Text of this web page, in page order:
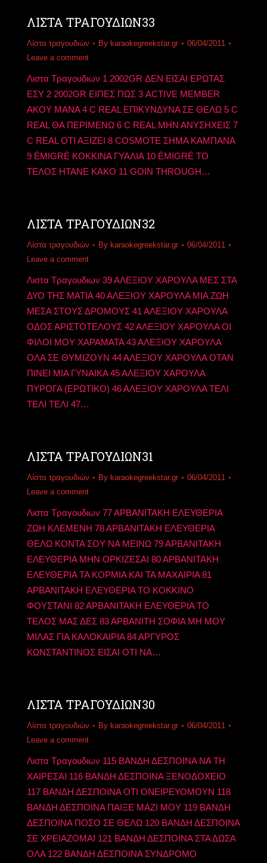
ΛΙΣΤΑ ΤΡΑΓΟΥΔΙΩΝ33
Λίστα τραγουδιών By karaokegreekstar.gr
06/04/2011
Leave a comment
Λιστα Τραγουδιων 1 2002GR ΔΕΝ ΕΙΣΑΙ ΕΡΩΤΑΣ
ΕΣΥ 2 2002GR ΕΙΠΕΣ ΠΩΣ 3 ACTIVE MEMBER
ΑΚΟΥ ΜΑΝΑ 4 C REAL ΕΠΙΚΥΝΔΥΝΑ ΣΕ ΘΕΛΩ 5 C
REAL ΘΑ ΠΕΡΙΜΕΝΩ 6 C REAL ΜΗΝ ΑΝΥΣΗΧΕΙΣ 7
C REAL ΟΤΙ ΑΞΙΖΕΙ 8 COSMOTE ΣΗΜΑ ΚΑΜΠΑΝΑ
9 ÉMIGRÉ ΚΟΚΚΙΝΑ ΓΥΑΛΙΑ 10 ÉMIGRÉ ΤΟ
ΤΕΛΟΣ ΗΤΑΝΕ ΚΑΚΟ 11 GOIN THROUGH…
ΛΙΣΤΑ ΤΡΑΓΟΥΔΙΩΝ32
Λίστα τραγουδιών By karaokegreekstar.gr
06/04/2011
Leave a comment
Λιστα Τραγουδιων 39 ΑΛΕΞΙΟΥ ΧΑΡΟΥΛΑ ΜΕΣ ΣΤΑ
ΔΥΟ ΤΗΣ ΜΑΤΙΑ 40 ΑΛΕΞΙΟΥ ΧΑΡΟΥΛΑ ΜΙΑ ΖΩΗ
ΜΕΣΑ ΣΤΟΥΣ ΔΡΟΜΟΥΣ 41 ΑΛΕΞΙΟΥ ΧΑΡΟΥΛΑ
ΟΔΟΣ ΑΡΙΣΤΟΤΕΛΟΥΣ 42 ΑΛΕΞΙΟΥ ΧΑΡΟΥΛΑ ΟΙ
ΦΙΛΟΙ ΜΟΥ ΧΑΡΑΜΑΤΑ 43 ΑΛΕΞΙΟΥ ΧΑΡΟΥΛΑ
ΟΛΑ ΣΕ ΘΥΜΙΖΟΥΝ 44 ΑΛΕΞΙΟΥ ΧΑΡΟΥΛΑ ΟΤΑΝ
ΠΙΝΕΙ ΜΙΑ ΓΥΝΑΙΚΑ 45 ΑΛΕΞΙΟΥ ΧΑΡΟΥΛΑ
ΠΥΡΟΓΑ (ΕΡΩΤΙΚΟ) 46 ΑΛΕΞΙΟΥ ΧΑΡΟΥΛΑ ΤΕΛΙ
ΤΕΛΙ ΤΕΛΙ 47…
ΛΙΣΤΑ ΤΡΑΓΟΥΔΙΩΝ31
Λίστα τραγουδιών By karaokegreekstar.gr
06/04/2011
Leave a comment
Λιστα Τραγουδιων 77 ΑΡΒΑΝΙΤΑΚΗ ΕΛΕΥΘΕΡΙΑ
ΖΩΗ ΚΛΕΜΕΝΗ 78 ΑΡΒΑΝΙΤΑΚΗ ΕΛΕΥΘΕΡΙΑ
ΘΕΛΩ ΚΟΝΤΑ ΣΟΥ ΝΑ ΜΕΙΝΩ 79 ΑΡΒΑΝΙΤΑΚΗ
ΕΛΕΥΘΕΡΙΑ ΜΗΝ ΟΡΚΙΖΕΣΑΙ 80 ΑΡΒΑΝΙΤΑΚΗ
ΕΛΕΥΘΕΡΙΑ ΤΑ ΚΟΡΜΙΑ ΚΑΙ ΤΑ ΜΑΧΑΙΡΙΑ 81
ΑΡΒΑΝΙΤΑΚΗ ΕΛΕΥΘΕΡΙΑ ΤΟ ΚΟΚΚΙΝΟ
ΦΟΥΣΤΑΝΙ 82 ΑΡΒΑΝΙΤΑΚΗ ΕΛΕΥΘΕΡΙΑ ΤΟ
ΤΕΛΟΣ ΜΑΣ ΔΕΣ 83 ΑΡΒΑΝΙΤΗ ΣΟΦΙΑ ΜΗ ΜΟΥ
ΜΙΛΑΣ ΓΙΑ ΚΑΛΟΚΑΙΡΙΑ 84 ΑΡΓΥΡΟΣ
ΚΩΝΣΤΑΝΤΙΝΟΣ ΕΙΣΑΙ ΟΤΙ ΝΑ…
ΛΙΣΤΑ ΤΡΑΓΟΥΔΙΩΝ30
Λίστα τραγουδιών By karaokegreekstar.gr
06/04/2011
Leave a comment
Λιστα Τραγουδιων 115 ΒΑΝΔΗ ΔΕΣΠΟΙΝΑ ΝΑ ΤΗ
ΧΑΙΡΕΣΑΙ 116 ΒΑΝΔΗ ΔΕΣΠΟΙΝΑ ΞΕΝΟΔΟΧΕΙΟ
117 ΒΑΝΔΗ ΔΕΣΠΟΙΝΑ ΟΤΙ ΟΝΕΙΡΕΥΟΜΟΥΝ 118
ΒΑΝΔΗ ΔΕΣΠΟΙΝΑ ΠΑΙΞΕ ΜΑΖΙ ΜΟΥ 119 ΒΑΝΔΗ
ΔΕΣΠΟΙΝΑ ΠΟΣΟ ΣΕ ΘΕΛΩ 120 ΒΑΝΔΗ ΔΕΣΠΟΙΝΑ
ΣΕ ΧΡΕΙΑΖΟΜΑΙ 121 ΒΑΝΔΗ ΔΕΣΠΟΙΝΑ ΣΤΑ ΔΩΣΑ
ΟΛΑ 122 ΒΑΝΔΗ ΔΕΣΠΟΙΝΑ ΣΥΝΔΡΟΜΟ